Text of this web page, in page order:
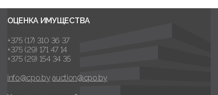
ОЦЕНКА ИМУЩЕСТВА
+375 (17) 310 36 37
+375 (29) 171 47 14
+375 (29) 154 34 35
info@cpo.by auction@cpo.by